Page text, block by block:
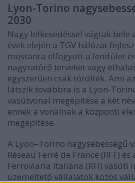
Lyon-Torino
2030
Nagy lelkesedéssel vágtak bele
évek elején a TGV hálózat
mostanra elfogyott a lendület
nagyratörő terveket vagy
egyszerűen csak törölték. Ami
látszik továbbra is a Lyon-
vasútvonal megépítése a két
ennek a vonalnak a központi
megépítése.
A Lyon–Torino nagysebességű
Réseau Ferré de France (RFF) és
Ferroviaria Italiana (RFI)
üzemeltető vállalatok közös